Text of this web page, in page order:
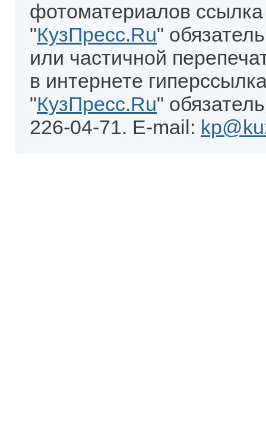
фотоматериалов
"КузПресс.Ru"
или частичной
в интернете
"КузПресс.Ru"
226-04-71. E-mail: